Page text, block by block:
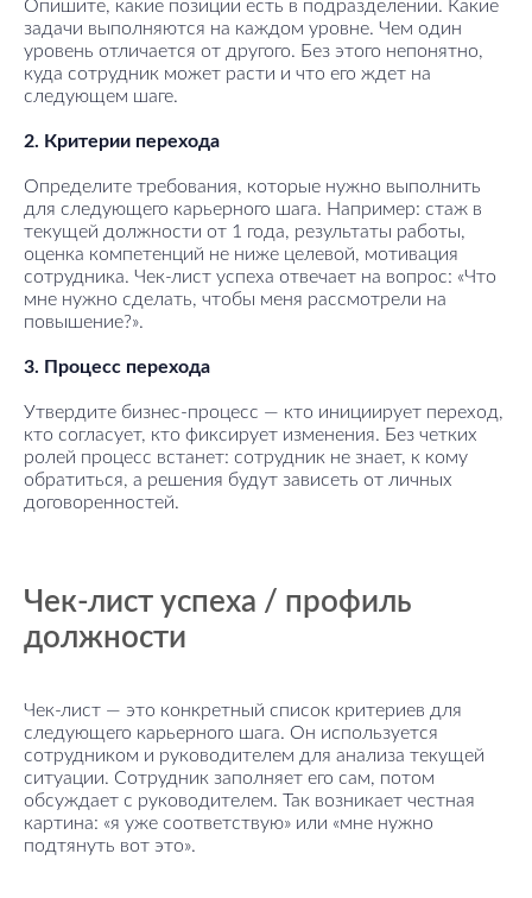
Опишите, какие позиции есть в подразделении. Какие
задачи выполняются на каждом уровне. Чем один
уровень отличается от другого. Без этого непонятно,
куда сотрудник может расти и что его ждет на
следующем шаге.
2. Критерии перехода
Определите требования, которые нужно выполнить
для следующего карьерного шага. Например: стаж в
текущей должности от 1 года, результаты работы,
оценка компетенций не ниже целевой, мотивация
сотрудника. Чек-лист успеха отвечает на вопрос: «Что
мне нужно сделать, чтобы меня рассмотрели на
повышение?».
3. Процесс перехода
Утвердите бизнес-процесс — кто инициирует переход,
кто согласует, кто фиксирует изменения. Без четких
ролей процесс встанет: сотрудник не знает, к кому
обратиться, а решения будут зависеть от личных
договоренностей.
Чек-лист успеха / профиль
должности
Чек-лист — это конкретный список критериев для
следующего карьерного шага. Он используется
сотрудником и руководителем для анализа текущей
ситуации. Сотрудник заполняет его сам, потом
обсуждает с руководителем. Так возникает честная
картина: «я уже соответствую» или «мне нужно
подтянуть вот это».